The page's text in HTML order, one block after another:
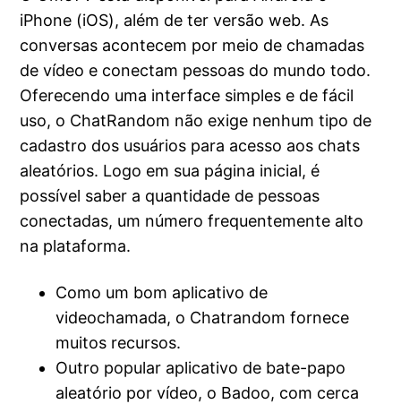
iPhone (iOS), além de ter versão web. As
conversas acontecem por meio de chamadas
de vídeo e conectam pessoas do mundo todo.
Oferecendo uma interface simples e de fácil
uso, o ChatRandom não exige nenhum tipo de
cadastro dos usuários para acesso aos chats
aleatórios. Logo em sua página inicial, é
possível saber a quantidade de pessoas
conectadas, um número frequentemente alto
na plataforma.
Como um bom aplicativo de
videochamada, o Chatrandom fornece
muitos recursos.
Outro popular aplicativo de bate-papo
aleatório por vídeo, o Badoo, com cerca